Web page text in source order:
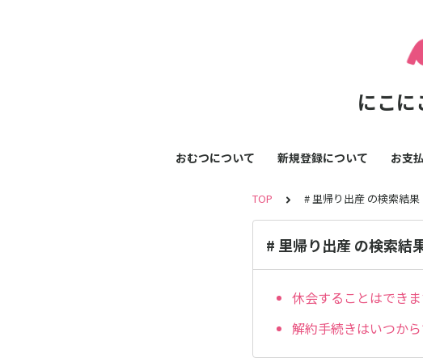
にこに
おむつについて 新規登録について お支
TOP # 里帰り出産 の検索結果
# 里帰り出産 の検索結
休会することはできま
解約手続きはいつか